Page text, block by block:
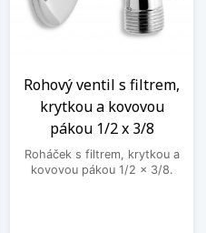
Rohový ventil s filtrem,
krytkou a kovovou
pákou 1/2 x 3/8
Roháček s filtrem, krytkou a
kovovou pákou 1/2 x 3/8.